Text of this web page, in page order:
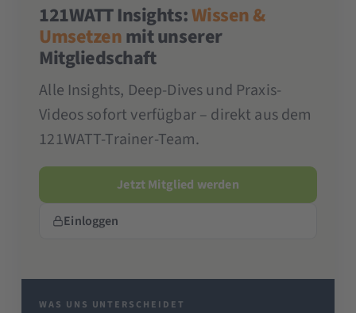
121WATT Insights:Wissen &
Umsetzenmit unserer
Mitgliedschaft
Alle Insights, Deep-Dives und Praxis-
Videos sofort verfügbar – direkt aus dem
121WATT-Trainer-Team.
Jetzt Mitglied werden
Einloggen
WAS UNS UNTERSCHEIDET